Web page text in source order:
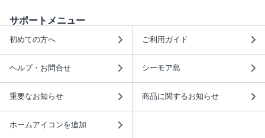
サポートメニュー
初めての方へ ご利用ガイド
ヘルプ・お問合せ シーモア島
重要なお知らせ 商品に関するお知らせ
ホームアイコンを追加